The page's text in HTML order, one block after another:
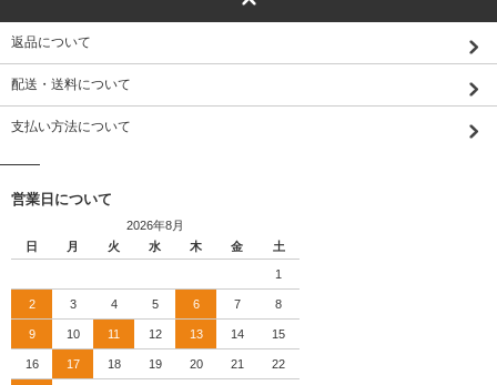
返品について
配送・送料について
支払い方法について
営業日について
2026年8月
日
月 火 水 木 金 土
1
2 3 4 5 6 7 8
9 10 11 12 13 14 15
16 17 18 19 20 21 22